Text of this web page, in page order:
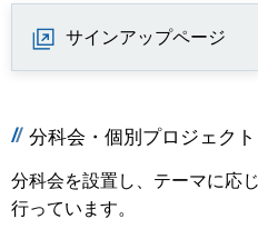
サインアップページ
分科会・個別プロジェクト
分科会を設置し、テーマに応
行っています。